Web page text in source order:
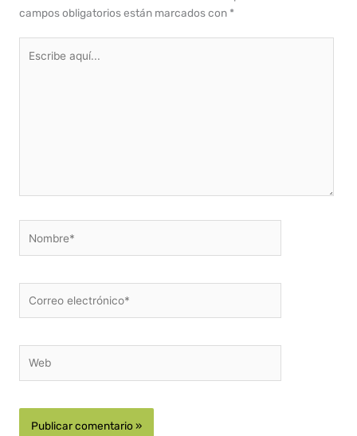
campos obligatorios están marcados con *
aquí...
electrónico*